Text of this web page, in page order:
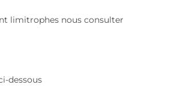
limitrophes nous consulter
dessous